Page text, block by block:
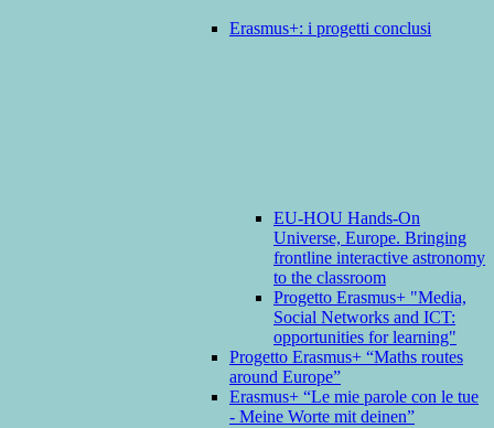
Erasmus+: i progetti conclusi
EU-HOU Hands-On
Universe, Europe. Bringing
frontline interactive astronomy
to the classroom
Progetto Erasmus+ "Media,
Social Networks and ICT:
opportunities for learning"
Progetto Erasmus+ “Maths routes
around Europe”
Erasmus+ “Le mie parole con le tue
- Meine Worte mit deinen”